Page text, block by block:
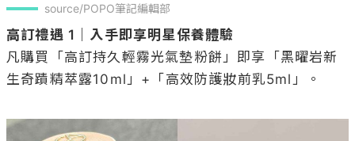
source/POPO筆記編輯部
高訂禮遇 1｜入手即享明星保養體驗
凡購買「高訂持久輕霧光氣墊粉餅」即享「黑曜岩新
生奇蹟精萃露10ml」+「高效防護妝前乳5ml」。